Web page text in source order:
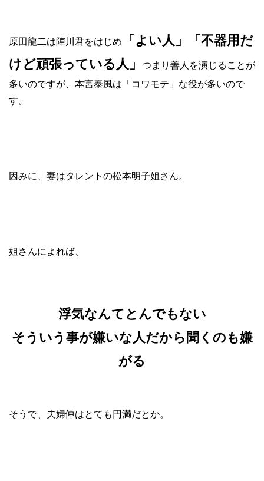
原田龍二は陣川君をはじめ
「よい人」「不器用だ
けど頑張っている人」
つまり善人を演じることが
多いのですが、本宮泰風は「コワモテ」な役が多いので
す。
因みに、妻はタレントの松本明子姐さん。
姐さんによれば、
浮気なんてとんでもない
そういう事が嫌いな人だから聞くのも嫌
がる
そうで、夫婦仲はとても円満だとか。